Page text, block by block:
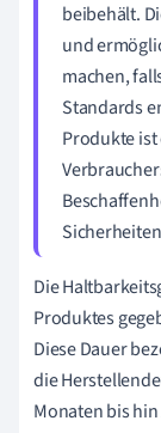
beibehält.
und
machen,
Standards
Produkte
Die
Produktes
Diese Dauer
die
Monaten bis